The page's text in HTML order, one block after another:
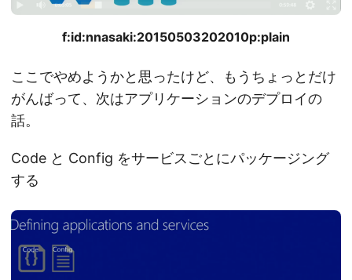
f:id:nnasaki:20150503202010p:plain
ここでやめようかと思ったけど、もうちょっとだけ
がんばって、次はアプリケーションのデプロイの
話。
Code と Config をサービスごとにパッケージング
する